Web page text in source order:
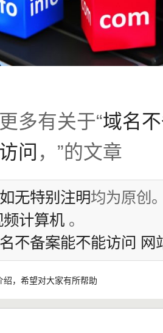
多有关于“域名
问 ，”的文章
如无特别注明均为原创
频计算机 。
不备案能不能访问 网
绍，希望对大家有所帮助